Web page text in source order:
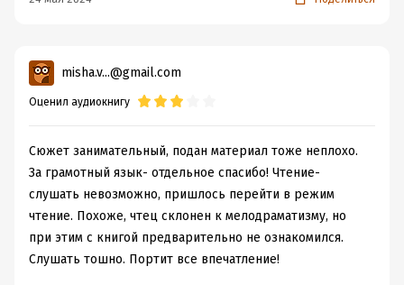
misha.v...@gmail.com
Оценил аудиокнигу
Сюжет занимательный, подан материал тоже неплохо.
За грамотный язык- отдельное спасибо! Чтение-
слушать невозможно, пришлось перейти в режим
чтение. Похоже, чтец склонен к мелодраматизму, но
при этим с книгой предварительно не ознакомился.
Слушать тошно. Портит все впечатление!